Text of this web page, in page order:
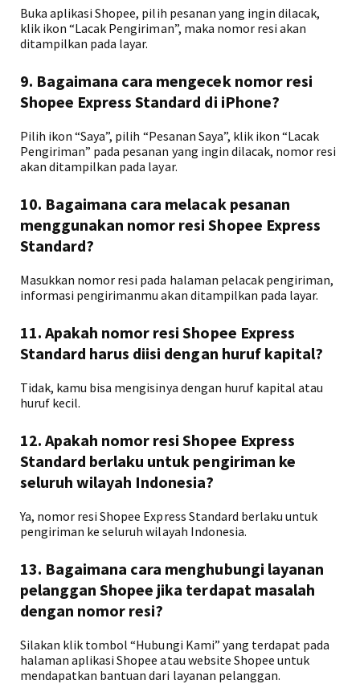
Buka aplikasi Shopee, pilih pesanan yang ingin dilacak,
klik ikon “Lacak Pengiriman”, maka nomor resi akan
ditampilkan pada layar.
9. Bagaimana cara mengecek nomor resi
Shopee Express Standard di iPhone?
Pilih ikon “Saya”, pilih “Pesanan Saya”, klik ikon “Lacak
Pengiriman” pada pesanan yang ingin dilacak, nomor resi
akan ditampilkan pada layar.
10. Bagaimana cara melacak pesanan
menggunakan nomor resi Shopee Express
Standard?
Masukkan nomor resi pada halaman pelacak pengiriman,
informasi pengirimanmu akan ditampilkan pada layar.
11. Apakah nomor resi Shopee Express
Standard harus diisi dengan huruf kapital?
Tidak, kamu bisa mengisinya dengan huruf kapital atau
huruf kecil.
12. Apakah nomor resi Shopee Express
Standard berlaku untuk pengiriman ke
seluruh wilayah Indonesia?
Ya, nomor resi Shopee Express Standard berlaku untuk
pengiriman ke seluruh wilayah Indonesia.
13. Bagaimana cara menghubungi layanan
pelanggan Shopee jika terdapat masalah
dengan nomor resi?
Silakan klik tombol “Hubungi Kami” yang terdapat pada
halaman aplikasi Shopee atau website Shopee untuk
mendapatkan bantuan dari layanan pelanggan.